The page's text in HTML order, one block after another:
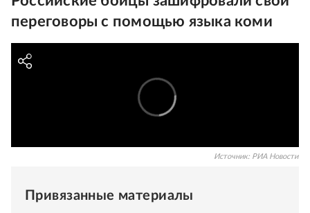
переговоры с помощью языка коми
Источник: РИА Новости
Привязанные материалы